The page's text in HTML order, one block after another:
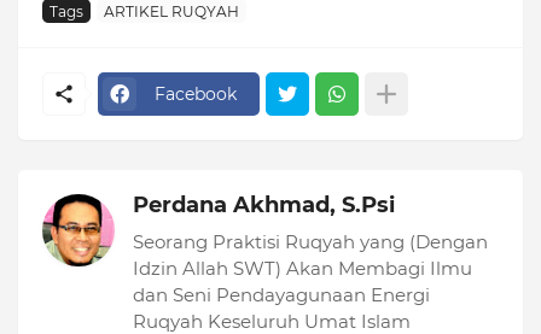
Tags ARTIKEL RUQYAH
Facebook
Perdana Akhmad, S.Psi
Seorang Praktisi Ruqyah yang (Dengan
Idzin Allah SWT) Akan Membagi Ilmu
dan Seni Pendayagunaan Energi
Ruqyah Keseluruh Umat Islam